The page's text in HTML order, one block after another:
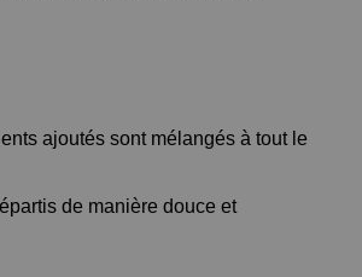
ajoutés sont mélangés à tout le
de manière douce et